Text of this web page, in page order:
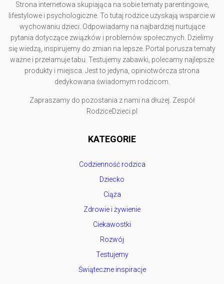
Strona internetowa skupiająca na sobie tematy parentingowe,
lifestylowe i psychologiczne. To tutaj rodzice uzyskają wsparcie w
wychowaniu dzieci. Odpowiadamy na najbardziej nurtujące
pytania dotyczące związków i problemów społecznych. Dzielimy
się wiedzą, inspirujemy do zmian na lepsze. Portal porusza tematy
ważne i przełamuje tabu. Testujemy zabawki, polecamy najlepsze
produkty i miejsca. Jest to jedyna, opiniotwórcza strona
dedykowana świadomym rodzicom.
Zapraszamy do pozostania z nami na dłużej. Zespół
RodziceDzieci.pl
KATEGORIE
Codzienność rodzica
Dziecko
Ciąża
Zdrowie i żywienie
Ciekawostki
Rozwój
Testujemy
Świąteczne inspiracje